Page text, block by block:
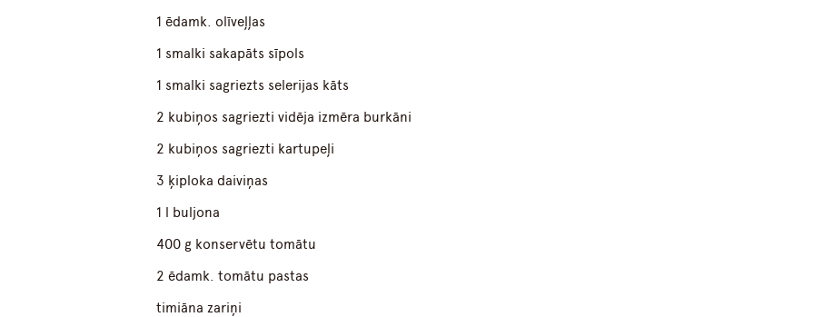
1 ēdamk. olīveļļas
1 smalki sakapāts sīpols
1 smalki sagriezts selerijas kāts
2 kubiņos sagriezti vidēja izmēra burkāni
2 kubiņos sagriezti kartupeļi
3 ķiploka daiviņas
1 l buljona
400 g konservētu tomātu
2 ēdamk. tomātu pastas
timiāna zariņi